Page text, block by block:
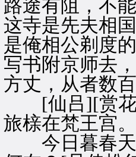
路途有阻，不
这寺是先夫相
是俺相公剃度
写书附京师去
方丈，从者数
[仙吕][赏花
旅榇在梵王宫
今日暮春天